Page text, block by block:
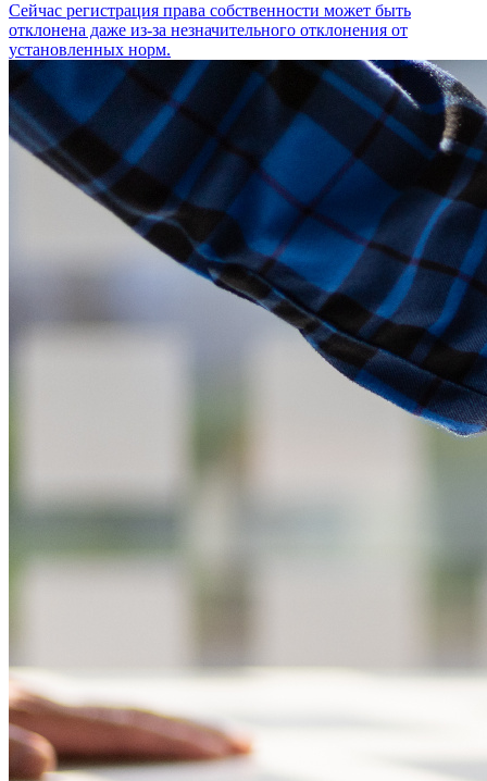
Сейчас регистрация права собственности может быть
отклонена даже из-за незначительного отклонения от
установленных норм.